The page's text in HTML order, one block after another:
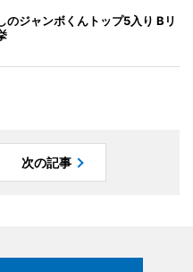
のジャンボくんトップ5入り Bリ
次の記事